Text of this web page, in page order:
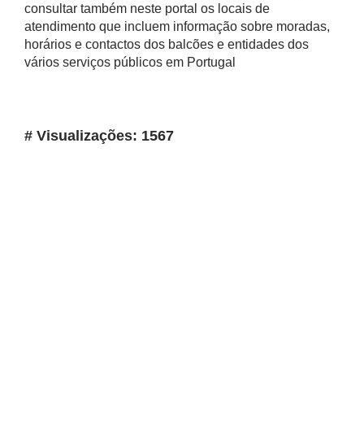
consultar também neste portal os locais de
atendimento que incluem informação sobre moradas,
horários e contactos dos balcões e entidades dos
vários serviços públicos em Portugal
# Visualizações: 1567